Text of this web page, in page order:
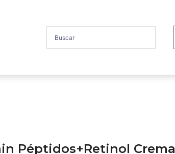
Péptidos+Retinol Crema